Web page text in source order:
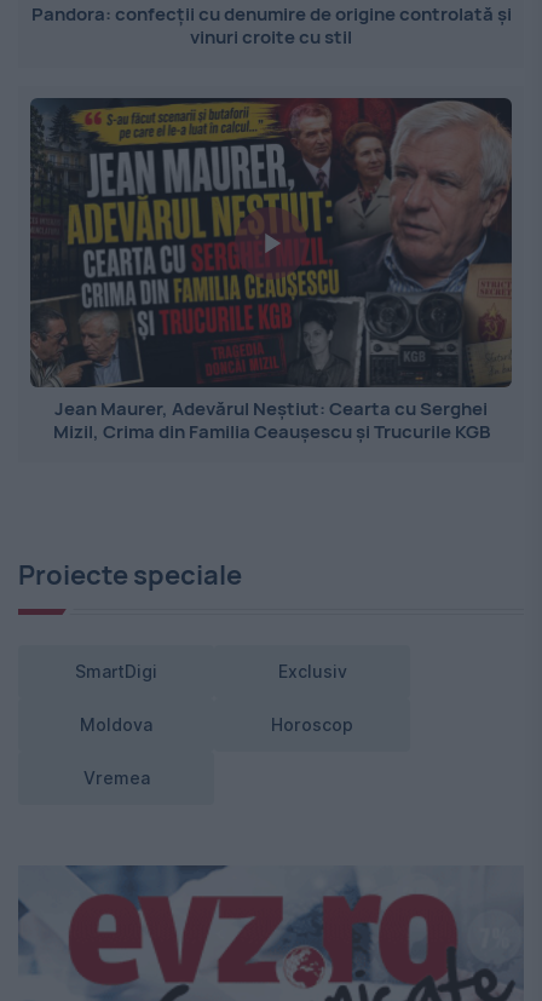
Pandora: confecții cu denumire de origine controlată și
vinuri croite cu stil
Jean Maurer, Adevărul Neștiut: Cearta cu Serghei
Mizil, Crima din Familia Ceaușescu și Trucurile KGB
Proiecte speciale
SmartDigi Exclusiv
Moldova Horoscop
Vremea